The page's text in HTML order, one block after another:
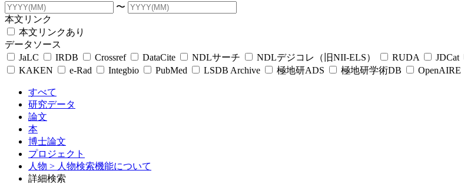
〜
本文リンク
本文リンクあり
データソース
JaLC
IRDB Crossref DataCite NDLサーチ NDLデジコレ（旧NII-ELS） RUDA JDCat
KAKEN
e-Rad Integbio PubMed LSDB Archive 極地研ADS 極地研学術DB OpenAIRE
すべて
研究データ
論文
本
博士論文
プロジェクト
人物 > 人物検索機能について
詳細検索